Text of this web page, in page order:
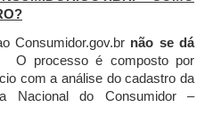
Consumidor.gov.br não se dá
O processo é composto por
com a análise do cadastro da
Nacional do Consumidor –